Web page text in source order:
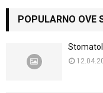
POPULARNO OVE